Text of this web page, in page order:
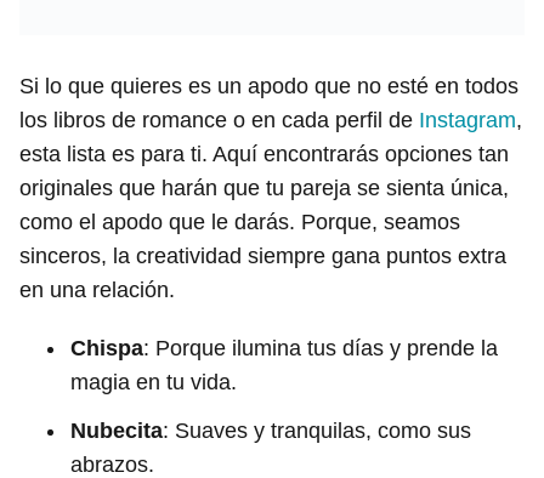
Si lo que quieres es un apodo que no esté en todos
los libros de romance o en cada perfil de Instagram,
esta lista es para ti. Aquí encontrarás opciones tan
originales que harán que tu pareja se sienta única,
como el apodo que le darás. Porque, seamos
sinceros, la creatividad siempre gana puntos extra
en una relación.
Chispa: Porque ilumina tus días y prende la
magia en tu vida.
Nubecita: Suaves y tranquilas, como sus
abrazos.